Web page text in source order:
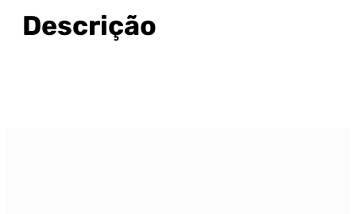
Descrição